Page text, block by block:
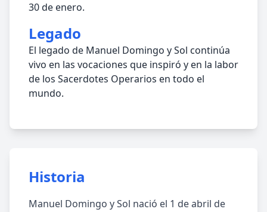
30 de enero.
Legado
El legado de Manuel Domingo y Sol continúa
vivo en las vocaciones que inspiró y en la labor
de los Sacerdotes Operarios en todo el
mundo.
Historia
Manuel Domingo y Sol nació el 1 de abril de